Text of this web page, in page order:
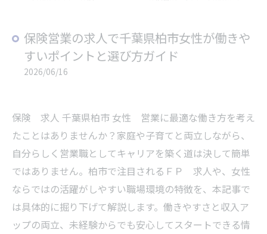
保険営業の求人で千葉県柏市女性が働きや
すいポイントと選び方ガイド
2026/06/16
保険 求人 千葉県柏市 女性 営業に最適な働き方を考え
たことはありませんか？家庭や子育てと両立しながら、
自分らしく営業職としてキャリアを築く道は決して簡単
ではありません。柏市で注目されるＦＰ 求人や、女性
ならではの活躍がしやすい職場環境の特徴を、本記事で
は具体的に掘り下げて解説します。働きやすさと収入ア
ップの両立、未経験からでも安心してスタートできる情